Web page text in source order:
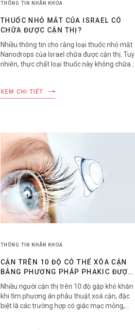
THÔNG TIN NHÃN KHOA
THUỐC NHỎ MẮT CỦA ISRAEL CÓ
CHỮA ĐƯỢC CẬN THỊ?
Nhiều thông tin cho rằng loại thuốc nhỏ mắt
Nanodrops của Israel chữa được cận thị. Tuy
nhiên, thực chất loại thuốc này không chữa
XEM CHI TIẾT
THÔNG TIN NHÃN KHOA
CẬN TRÊN 10 ĐỘ CÓ THỂ XÓA CẬN
BẰNG PHƯƠNG PHÁP PHAKIC ĐƯỢC
KHÔNG?
Nhiều người cận thị trên 10 độ gặp khó khăn
khi tìm phương án phẫu thuật xoá cận, đặc
biệt là các trường hợp có giác mạc mỏng,